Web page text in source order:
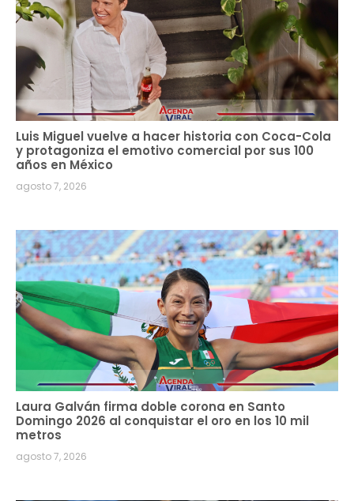
Luis Miguel vuelve a hacer historia con Coca-Cola
y protagoniza el emotivo comercial por sus 100
años en México
agosto 7, 2026
Laura Galván firma doble corona en Santo
Domingo 2026 al conquistar el oro en los 10 mil
metros
agosto 7, 2026